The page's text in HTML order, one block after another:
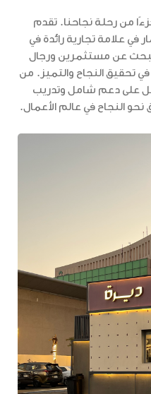
من رحلة نجاحنا. تقدم
في علامة تجارية رائدة في
عن مستثمرين ورجال
تحقيق النجاح والتميز. من
على دعم شامل وتدريب
النجاح في عالم الأعمال.